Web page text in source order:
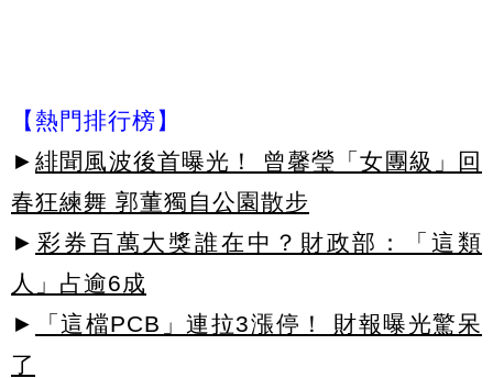
【熱門排行榜】
► 緋聞風波後首曝光！ 曾馨瑩「女團級」回
春狂練舞 郭董獨自公園散步
► 彩券百萬大獎誰在中？財政部：「這類
人」占逾6成
►
「這檔PCB」連拉3漲停！ 財報曝光驚呆
了